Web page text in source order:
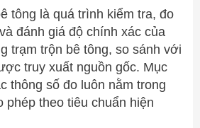
tông là quá trình kiểm tra, đo
đánh giá độ chính xác của
trạm trộn bê tông, so sánh với
truy xuất nguồn gốc. Mục
thông số đo luôn nằm trong
phép theo tiêu chuẩn hiện